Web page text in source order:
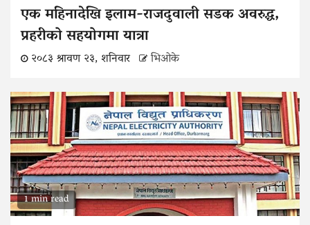
एक महिनादेखि इलाम-राजदुवाली सडक अवरुद्ध,
प्रहरीको सहयोगमा यात्रा
२०८३ श्रावण २३, शनिवार भिओके
1 min read